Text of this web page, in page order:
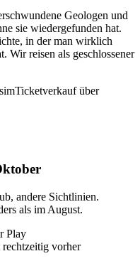
Geologen und
sie wiedergefunden hat.
in der man wirklich
Wir reisen als geschlossener
Ticketverkauf über
andere Sichtlinien.
als im August.
Play
vorher